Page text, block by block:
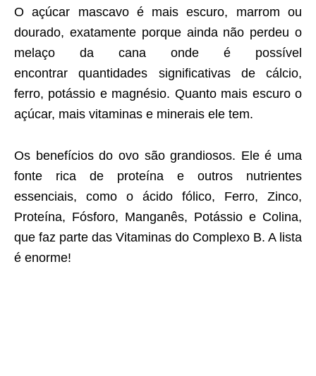
O açúcar mascavo é mais escuro, marrom ou
dourado, exatamente porque ainda não perdeu o
melaço da cana onde é possível
encontrar quantidades significativas de cálcio,
ferro, potássio e magnésio. Quanto mais escuro o
açúcar, mais vitaminas e minerais ele tem.
Os benefícios do ovo são grandiosos. Ele é uma
fonte rica de proteína e outros nutrientes
essenciais, como o ácido fólico, Ferro, Zinco,
Proteína, Fósforo, Manganês, Potássio e Colina,
que faz parte das Vitaminas do Complexo B. A lista
é enorme!